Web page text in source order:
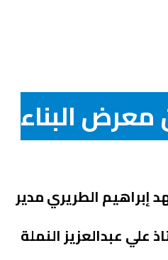
البناء
إبراهيم الطريري مدير
علي عبدالعزيز النملة